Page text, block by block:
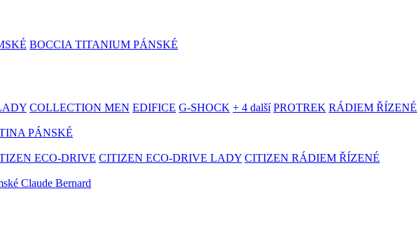
BOCCIA TITANIUM PÁNSKÉ
COLLECTION MEN EDIFICE G-SHOCK + 4 další PROTREK RÁDIEM ŘÍZENÉ
PÁNSKÉ
ECO-DRIVE CITIZEN ECO-DRIVE LADY CITIZEN RÁDIEM ŘÍZENÉ
Claude Bernard